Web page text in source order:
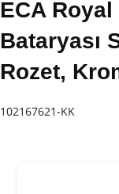
ECA
Bataryası
Rozet,
102167621-KK